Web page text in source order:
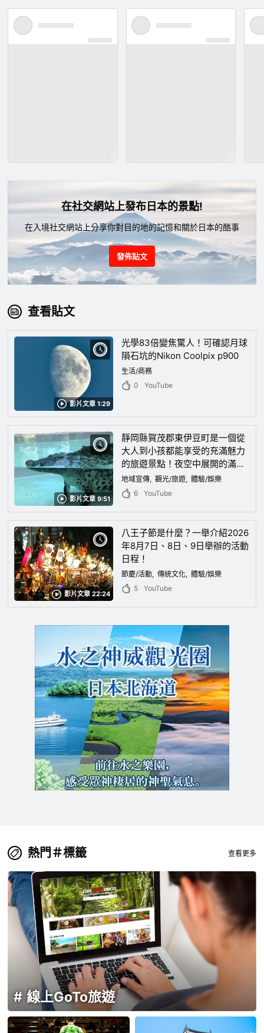
在社交網站上發布日本的景點!
在入境社交網站上分享你對目的地的記憶和關於日本的酷事
發佈貼文
查看貼文
影片文章 1:29
光學83倍變焦驚人！可確認月球
隕石坑的Nikon Coolpix p900
生活/商務
0
YouTube
影片文章 9:51
靜岡縣賀茂郡東伊豆町是一個從
大人到小孩都能享受的充滿魅力
的旅遊景點！夜空中展開的滿分
星空是感覺時間靜止的絕景！
地域宣傳 觀光/旅遊
體驗/娛樂
6
YouTube
影片文章 22:24
八王子節是什麼？一舉介紹2026
年8月7日、8日、9日舉辦的活動
日程！
節慶/活動 傳統文化
體驗/娛樂
5
YouTube
熱門＃標籤 查看更多
線上GoTo旅遊